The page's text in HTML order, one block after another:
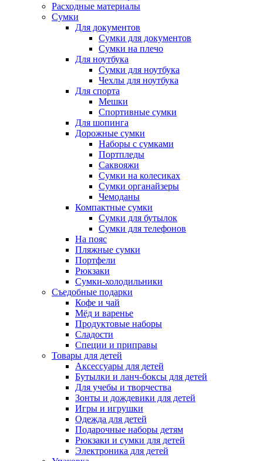
Расходные материалы
Сумки
Для документов
Сумки для документов
Сумки на плечо
Для ноутбука
Сумки для ноутбука
Чехлы для ноутбука
Для спорта
Мешки
Спортивные сумки
Для шопинга
Дорожные сумки
Наборы с сумками
Портпледы
Саквояжи
Сумки на колесиках
Сумки органайзеры
Чемоданы
Компактные сумки
Сумки для бутылок
Сумки для телефонов
На пояс
Пляжные сумки
Портфели
Рюкзаки
Сумки-холодильники
Съедобные подарки
Кофе и чай
Мёд и варенье
Продуктовые наборы
Сладости
Специи и приправы
Товары для детей
Аксессуары для детей
Бутылки и ланч-боксы для детей
Для учебы и творчества
Зонты и дождевики для детей
Игры и игрушки
Одежда для детей
Подарочные наборы детям
Рюкзаки и сумки для детей
Электроника для детей